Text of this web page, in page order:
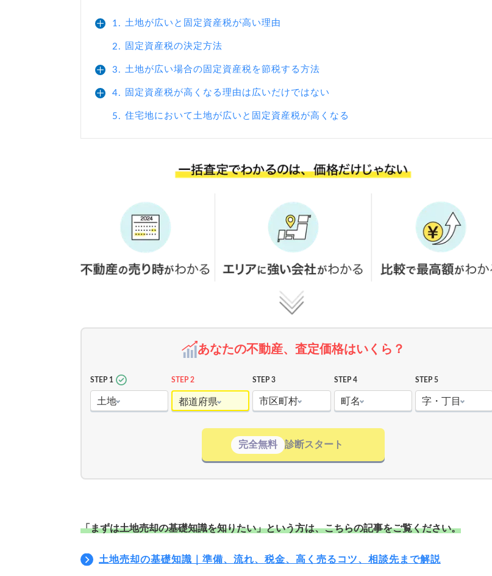
1. 土地が広いと固定資産税が高い理由
2. 固定資産税の決定方法
3. 土地が広い場合の固定資産税を節税する方法
4. 固定資産税が高くなる理由は広いだけではない
5. 住宅地において土地が広いと固定資産税が高くなる
あなたの不動産、査定価格はいくら？
STEP 1
土地
STEP 2
都道府県
STEP 3
市区町村
STEP 4
町名
STEP 5
字・丁目
完全無料 診断スタート
「まずは土地売却の基礎知識を知りたい」という方は、こちらの記事をご覧ください。
土地売却の基礎知識｜準備、流れ、税金、高く売るコツ、相談先まで解説